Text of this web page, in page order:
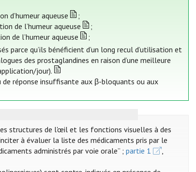
d’humeur aqueuse
;
de l’humeur aqueuse
;
de l’humeur aqueuse
;
qu’ils bénéficient d’un long recul d’utilisation et
des prostaglandines en raison d’une meilleure
jour).
réponse insuffisante aux β-bloquants ou aux
structures de l'œil et les fonctions visuelles à des
à évaluer la liste des médicaments pris par le
administrés par voie orale” ;partie 1
,